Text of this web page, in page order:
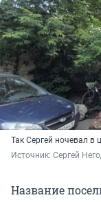
Так Сергей ночевал в
Источник: Сергей
Название